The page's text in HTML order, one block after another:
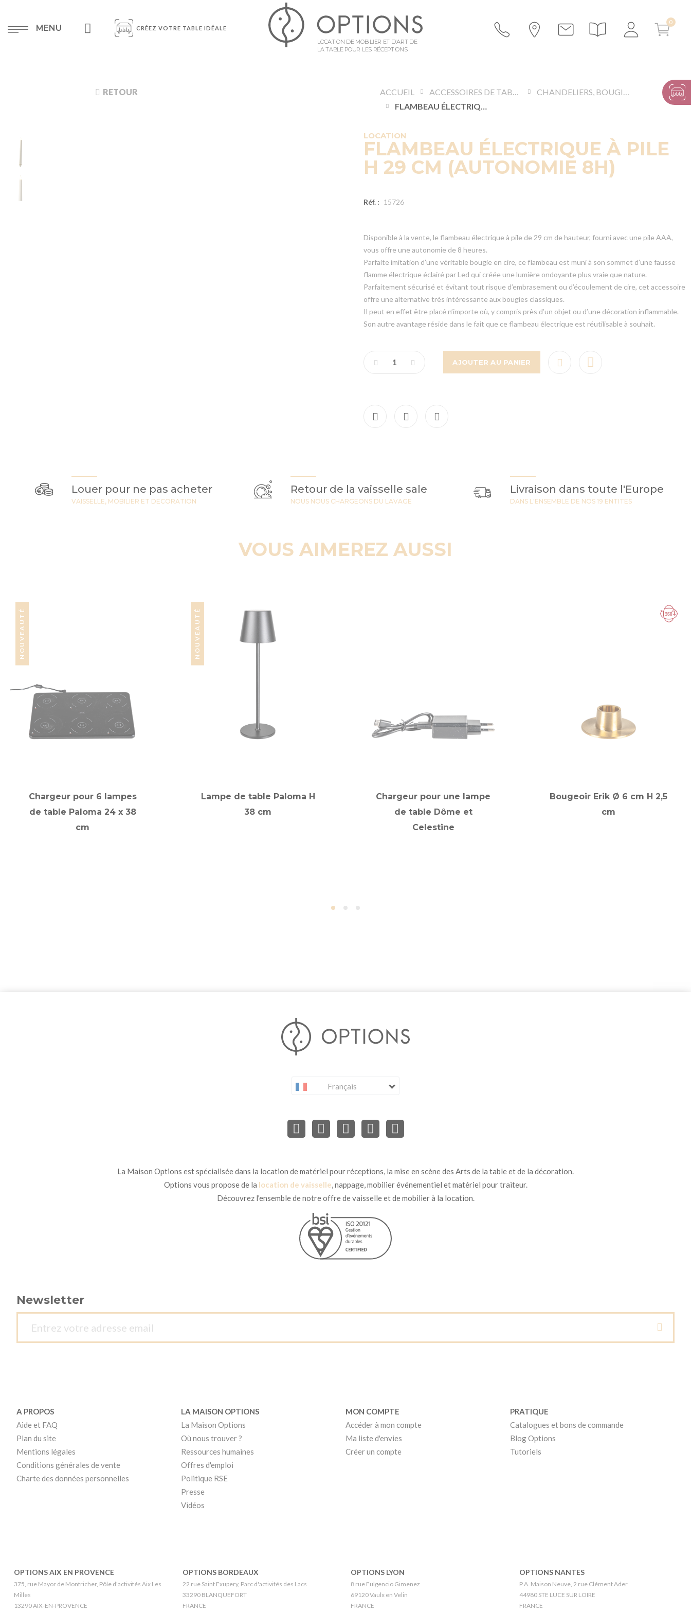
MENU CRÉEZ VOTRE TABLE IDÉALE
LOCATION DE MOBILIER ET D’ART DE
LA TABLE POUR LES RÉCEPTIONS
RETOUR ACCUEIL ACCESSOIRES DE TABLES ET BUFFETS
CHANDELIERS, BOUGIES ET ACCESSOIRES LUMINEUX
FLAMBEAU ÉLECTRIQUE À PILE H 29 CM (AUTONOMIE 8H)
LOCATION
FLAMBEAU ÉLECTRIQUE À PILE
H 29 CM (AUTONOMIE 8H)
Réf. : 15726
Disponible à la vente, le flambeau électrique à pile de 29 cm de hauteur, fourni avec une pile AAA,
vous offre une autonomie de 8 heures.
Parfaite imitation d’une véritable bougie en cire, ce flambeau est muni à son sommet d’une fausse
flamme électrique éclairé par Led qui créée une lumière ondoyante plus vraie que nature.
Parfaitement sécurisé et évitant tout risque d’embrasement ou d’écoulement de cire, cet accessoire
offre une alternative très intéressante aux bougies classiques.
Il peut en effet être placé n’importe où, y compris près d’un objet ou d’une décoration inflammable.
Son autre avantage réside dans le fait que ce flambeau électrique est réutilisable à souhait.
AJOUTER AU PANIER
Louer pour ne pas acheter
VAISSELLE, MOBILIER ET DECORATION
Retour de la vaisselle sale
NOUS NOUS CHARGEONS DU LAVAGE
Livraison dans toute l'Europe
DANS L'ENSEMBLE DE NOS 19 ENTITES
VOUS AIMEREZ AUSSI
NOUVEAUTÉ
Chargeur pour 6 lampes
de table Paloma 24 x 38
cm
NOUVEAUTÉ
Lampe de table Paloma H
38 cm
Chargeur pour une lampe
de table Dôme et
Celestine
Bougeoir Erik Ø 6 cm H 2,5
cm
Français
La Maison Options est spécialisée dans la location de matériel pour réceptions, la mise en scène des Arts de la table et de la décoration.
Options vous propose de la location de vaisselle, nappage, mobilier événementiel et matériel pour traiteur.
Découvrez l'ensemble de notre offre de vaisselle et de mobilier à la location.
Newsletter
A PROPOS
Aide et FAQ
Plan du site
Mentions légales
Conditions générales de vente
Charte des données personnelles
LA MAISON OPTIONS
La Maison Options
Où nous trouver ?
Ressources humaines
Offres d'emploi
Politique RSE
Presse
Vidéos
MON COMPTE
Accéder à mon compte
Ma liste d'envies
Créer un compte
PRATIQUE
Catalogues et bons de commande
Blog Options
Tutoriels
OPTIONS AIX EN PROVENCE
375, rue Mayor de Montricher, Pôle d'activités Aix Les
Milles
13290 AIX-EN-PROVENCE
OPTIONS BORDEAUX
22 rue Saint Exupery, Parc d'activités des Lacs
33290 BLANQUEFORT
FRANCE
OPTIONS LYON
8 rue Fulgencio Gimenez
69120 Vaulx en Velin
FRANCE
OPTIONS NANTES
P.A. Maison Neuve, 2 rue Clément Ader
44980 STE LUCE SUR LOIRE
FRANCE